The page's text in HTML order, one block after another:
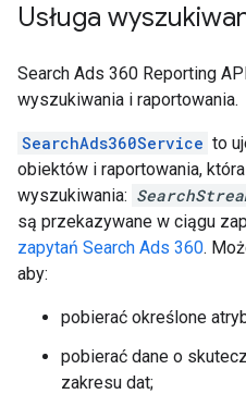
Usługa
Search Ads 360 Reporting
wyszukiwania i raportowania.
SearchAds360Service to
obiektów i raportowania,
wyszukiwania:
są przekazywane w ciągu
zapytań Search Ads 360.
aby:
pobierać określone
pobierać dane o
zakresu dat;